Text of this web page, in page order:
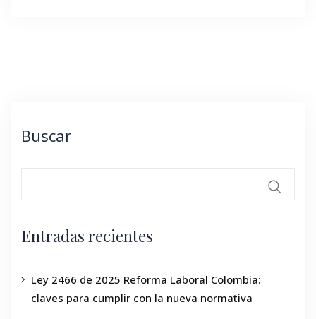
Buscar
Entradas recientes
Ley 2466 de 2025 Reforma Laboral Colombia:
claves para cumplir con la nueva normativa